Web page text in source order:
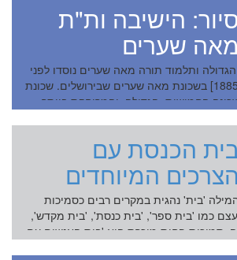
סיור: הישיבה ות"ת
מאה שערים
ותלמוד תורה מאה שערים נוסדו לפני
מאה ושלושים שנים [1885] בשכונת מאה שערים שבירושלים. שכונת
החמישית, הגדולה, והמרוחקת ביותר
הכנסת עם
הצרכים המיוחדים
'בית' נהגית במקרים רבים כסמיכות
עצם כמו 'בית ספר', 'בית כנסת', 'בית מקדש',
סמיכות פחות מוכרת היא 'בית האנשים עם